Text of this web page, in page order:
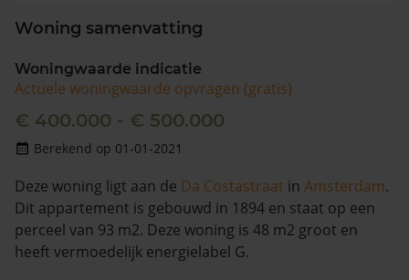
Woning samenvatting
Woningwaarde indicatie
Actuele woningwaarde opvragen (gratis)
€ 400.000 - € 500.000
Berekend op 01-01-2021
Deze woning ligt aan de Da Costastraat in Amsterdam.
Dit appartement is gebouwd in 1894 en staat op een
perceel van 93 m2. Deze woning is 48 m2 groot en
heeft vermoedelijk energielabel G.